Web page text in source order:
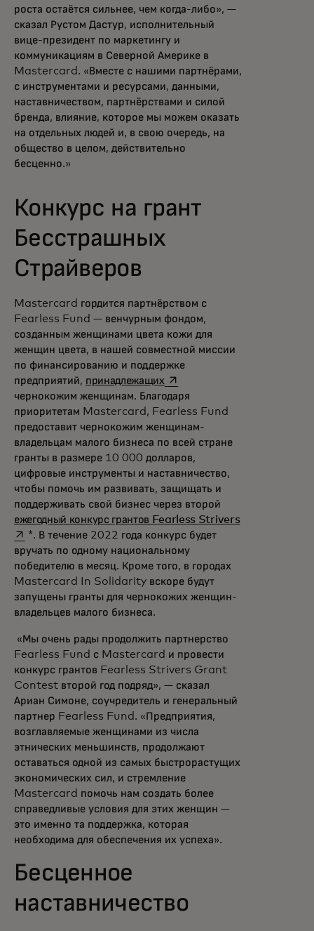
роста остаётся сильнее, чем когда-либо», —
сказал Рустом Дастур, исполнительный
вице-президент по маркетингу и
коммуникациям в Северной Америке в
Mastercard. «Вместе с нашими партнёрами,
с инструментами и ресурсами, данными,
наставничеством, партнёрствами и силой
бренда, влияние, которое мы можем оказать
на отдельных людей и, в свою очередь, на
общество в целом, действительно
бесценно.»
Конкурс на грант
Бесстрашных
Страйверов
Mastercard гордится партнёрством с
Fearless Fund — венчурным фондом,
созданным женщинами цвета кожи для
женщин цвета, в нашей совместной миссии
по финансированию и поддержке
предприятий, принадлежащихopens in a new tab
чернокожим женщинам. Благодаря
приоритетам Mastercard, Fearless Fund
предоставит чернокожим женщинам-
владельцам малого бизнеса по всей стране
гранты в размере 10 000 долларов,
цифровые инструменты и наставничество,
чтобы помочь им развивать, защищать и
поддерживать свой бизнес через второй
ежегодный конкурс грантов Fearless Striversopens in a
*. В течение 2022 года конкурс будет
вручать по одному национальному
победителю в месяц. Кроме того, в городах
Mastercard In Solidarity вскоре будут
запущены гранты для чернокожих женщин-
владельцев малого бизнеса.
«Мы очень рады продолжить партнерство
Fearless Fund с Mastercard и провести
конкурс грантов Fearless Strivers Grant
Contest второй год подряд», — сказал
Ариан Симоне, соучредитель и генеральный
партнер Fearless Fund. «Предприятия,
возглавляемые женщинами из числа
этнических меньшинств, продолжают
оставаться одной из самых быстрорастущих
экономических сил, и стремление
Mastercard помочь нам создать более
справедливые условия для этих женщин —
это именно та поддержка, которая
необходима для обеспечения их успеха».
Бесценное
наставничество